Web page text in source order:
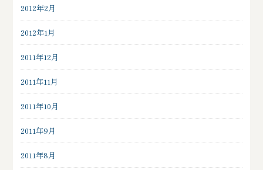
2012年2月
2012年1月
2011年12月
2011年11月
2011年10月
2011年9月
2011年8月